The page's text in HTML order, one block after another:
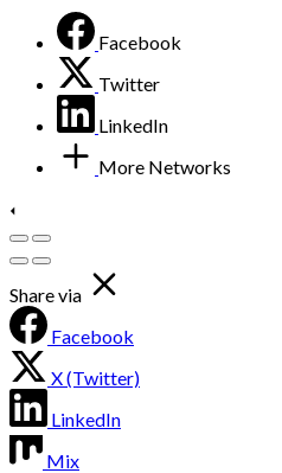
Facebook
Twitter
LinkedIn
More Networks
Share via
Facebook
X (Twitter)
LinkedIn
Mix